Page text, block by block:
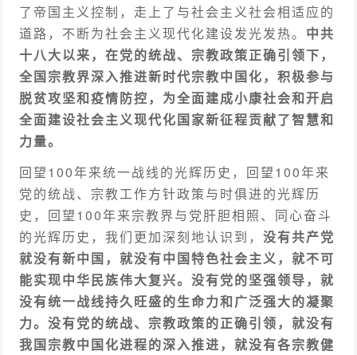
了帝国主义控制，走上了与社会主义社会相适应的
道路，不断为社会主义现代化建设发光发热。 中共
十八大以来，在党的统战、宗教政策正确引领下，
全国宗教界深入推进新时代宗教中国化，积极参与
脱贫攻坚和疫情防控，为全面建成小康社会和开启
全面建设社会主义现代化国家新征程贡献了智慧和
力量。
回望100年来统一战线的光辉历史，回望100年来
党的统战、宗教工作方针政策与时俱进的光辉历
史，回望100年来宗教界与党肝胆相照、同心奋斗
的光辉历史，我们更加深刻地认识到，没有共产党
就没有新中国，就没有中国特色社会主义，就不可
能实现中华民族伟大复兴。没有党的坚强领导，就
没有统一战线持久旺盛的生命力和广泛强大的凝聚
力。没有党的统战、宗教政策的正确引领，就没有
我国宗教中国化进程的深入推进，就没有各宗教健